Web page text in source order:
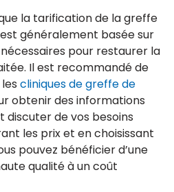
la tarification de la greffe
généralement basée sur
pour restaurer la
Il est recommandé de
cliniques de greffe de
obtenir des informations
discuter de vos besoins
les prix et en choisissant
pouvez bénéficier d’une
qualité à un coût